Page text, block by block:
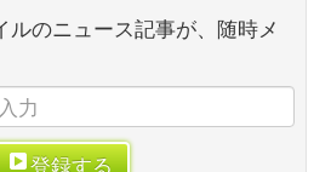
ルのニュース記事が、随時メ
登録する